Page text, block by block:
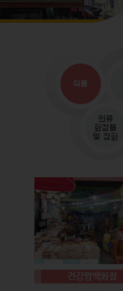
식품
의류
화장품
및 잡화
건강짱백화점